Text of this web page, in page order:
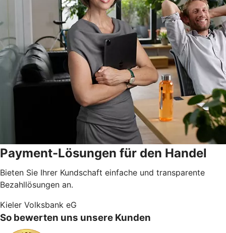
Payment-Lösungen für den Handel
Bieten Sie Ihrer Kundschaft einfache und transparente
Bezahllösungen an.
Kieler Volksbank eG
So bewerten uns unsere Kunden